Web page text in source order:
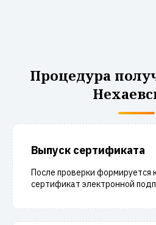
Процедура
Выпуск сертификата
После проверки
сертификат электронной